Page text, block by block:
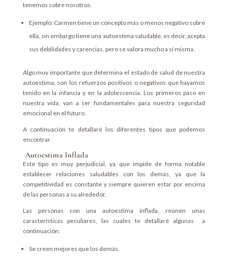
tenemos sobre nosotros.
Ejemplo: Carmen tiene un concepto más o menos negativo sobre
ella, sin embargo tiene una autoestima saludable, es decir, acepta
sus debilidades y carencias, pero se valora mucho a sí misma.
Algo muy importante que determina el estado de salud de nuestra
autoestima, son los refuerzos positivos o negativos que hayamos
tenido en la infancia y en la adolescencia. Los primeros paso en
nuestra vida, van a ser fundamentales para nuestra seguridad
emocional en el futuro.
A continuación te detallaré los diferentes tipos que podemos
encontrar.
Autoestima Inflada
Este tipo es muy perjudicial, ya que impide de forma notable
establecer relaciones saludables con los demás, ya que la
competitividad es constante y siempre quieren estar por encima
de las personas a su alrededor.
Las personas con una autoestima inflada, reúnen unas
características peculiares, las cuales te detallaré algunas a
continuación:
Se creen mejores que los demás.